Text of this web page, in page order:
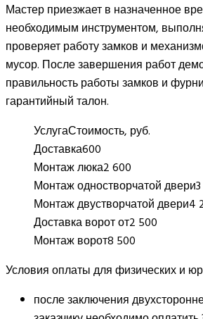
Мастер приезжает в назначенное
необходимым инструментом,
проверяет работу замков и
мусор. После завершения работ
правильность работы замков и
гарантийный талон.
УслугаСтоимость, руб.
Доставка600
Монтаж люка2 600
Монтаж одностворчатой двери
Монтаж двустворчатой двери4
Доставка ворот от2 500
Монтаж ворот8 500
Условия оплаты для физических и
после заключения